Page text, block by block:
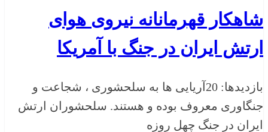
شاهکار قهرمانانه نیروی هوای
ارتش ایران در جنگ با آمریکا
بازدیدها: 20آریایی ها به سلحشوری ، شجاعت و
جنگاوری معروف بوده و هستند. سلحشوران ارتش
ایران در جنگ چهل روزه